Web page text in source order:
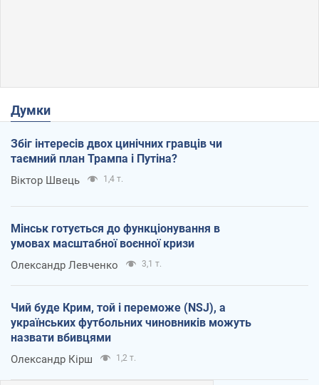
Думки
Збіг інтересів двох цинічних гравців чи
таємний план Трампа і Путіна?
Віктор Швець 1,4 т.
Мінськ готується до функціонування в
умовах масштабної воєнної кризи
Олександр Левченко 3,1 т.
Чий буде Крим, той і переможе (NSJ), а
українських футбольних чиновників можуть
назвати вбивцями
Олександр Кірш 1,2 т.